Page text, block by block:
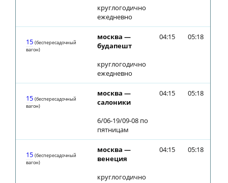
круглогодично
ежедневно
15 (беспересадочный
вагон)
москва —
будапешт
круглогодично
ежедневно
04:15 05:18
15 (беспересадочный
вагон)
москва —
салоники
6/06-19/09-08 по
пятницам
04:15 05:18
15 (беспересадочный
вагон)
москва —
венеция
круглогодично
04:15 05:18